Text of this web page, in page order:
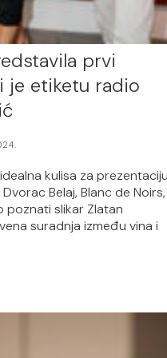
prvi
je etiketu radio
kulisa za
Belaj, Blanc de Noirs,
poznati slikar Zlatan
suradnja između vina i